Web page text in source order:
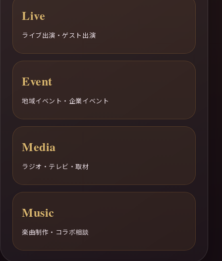
Live
ライブ出演・ゲスト出演
Event
地域イベント・企業イベント
Media
ラジオ・テレビ・取材
Music
楽曲制作・コラボ相談